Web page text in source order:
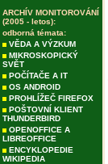
ARCHÍV MONITOROVÁNÍ
(2005 - letos):
odborná témata:
VĚDA A VÝZKUM
MIKROSKOPICKÝ
SVĚT
POČÍTAČE A IT
OS ANDROID
PROHLÍŽEČ FIREFOX
POŠTOVNÍ KLIENT
THUNDERBIRD
OPENOFFICE A
LIBREOFFICE
ENCYKLOPEDIE
WIKIPEDIA